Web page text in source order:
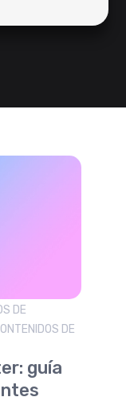
DE
DE
guía